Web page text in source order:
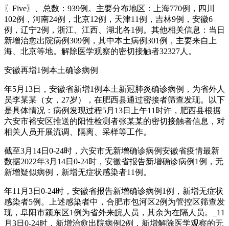
〖Five〗、总数：939例。主要分布地区：上海770例，四川
102例，河南24例，北京12例，天津11例，吉林9例，安徽6
例，辽宁2例，浙江、江西、湖北各1例。其他相关信息：当日
新增治愈出院病例309例，其中本土病例301例，主要来自上
海、北京等地。解除医学观察的密切接触者32327人。
安徽再增1例本土确诊病例
年5月13日，安徽省新增1例本土新冠肺炎确诊病例，为省外人
员李某某（女，27岁），在肥西县通过密接者筛查发现。以下
是具体情况：病例发现过程5月13日上午11时许，肥西县根据
六安市裕安区推送的阳性检测者张某某的密切接触者信息，对
相关人员开展流调、隔离、采样等工作。
截至3月14日0-24时，六安市无新增确诊病例安徽省疫情最新
数据2022年3月14日0-24时，安徽省报告新增确诊病例1例，无
新增疑似病例，新增无症状感染者11例。
年11月3日0-24时，安徽省报告新增确诊病例1例，新增无症状
感染者5例。上述感染者中，合肥市包河区2例为管控区筛查发
现，阜阳市颍东区1例为省外来皖人员，其余为在隔人员。_11
月3日0-24时，新增治愈出院病例2例，新增解除医学观察的无